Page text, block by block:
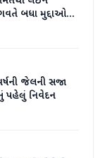
બધા મુદ્દાઓ
જેલની સજા
પહેલું નિવેદન